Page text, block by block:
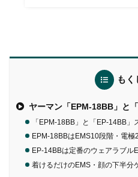
もく
ヤーマン「EPM-18BB」と
「EPM-18BB」と「EP-14BB」
EPM-18BBはEMS10段階・電
EP-14BBは定番のウェアラブル
着けるだけのEMS・顔の下半分